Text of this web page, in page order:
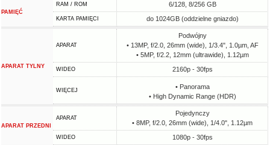
PAMIĘĆ
RAM / ROM 6/128, 8/256 GB
KARTA PAMIĘCI do 1024GB (oddzielne gniazdo)
APARAT TYLNY
APARAT
Podwójny
• 13MP, f/2.0, 26mm (wide), 1/3.4", 1.0µm, AF
• 5MP, f/2.2, 12mm (ultrawide), 1.12µm
WIDEO 2160p - 30fps
WIĘCEJ
• Panorama
• High Dynamic Range (HDR)
APARAT PRZEDNI
APARAT
Pojedynczy
• 8MP, f/2.0, 26mm (wide), 1/4.0", 1.12µm
WIDEO 1080p - 30fps